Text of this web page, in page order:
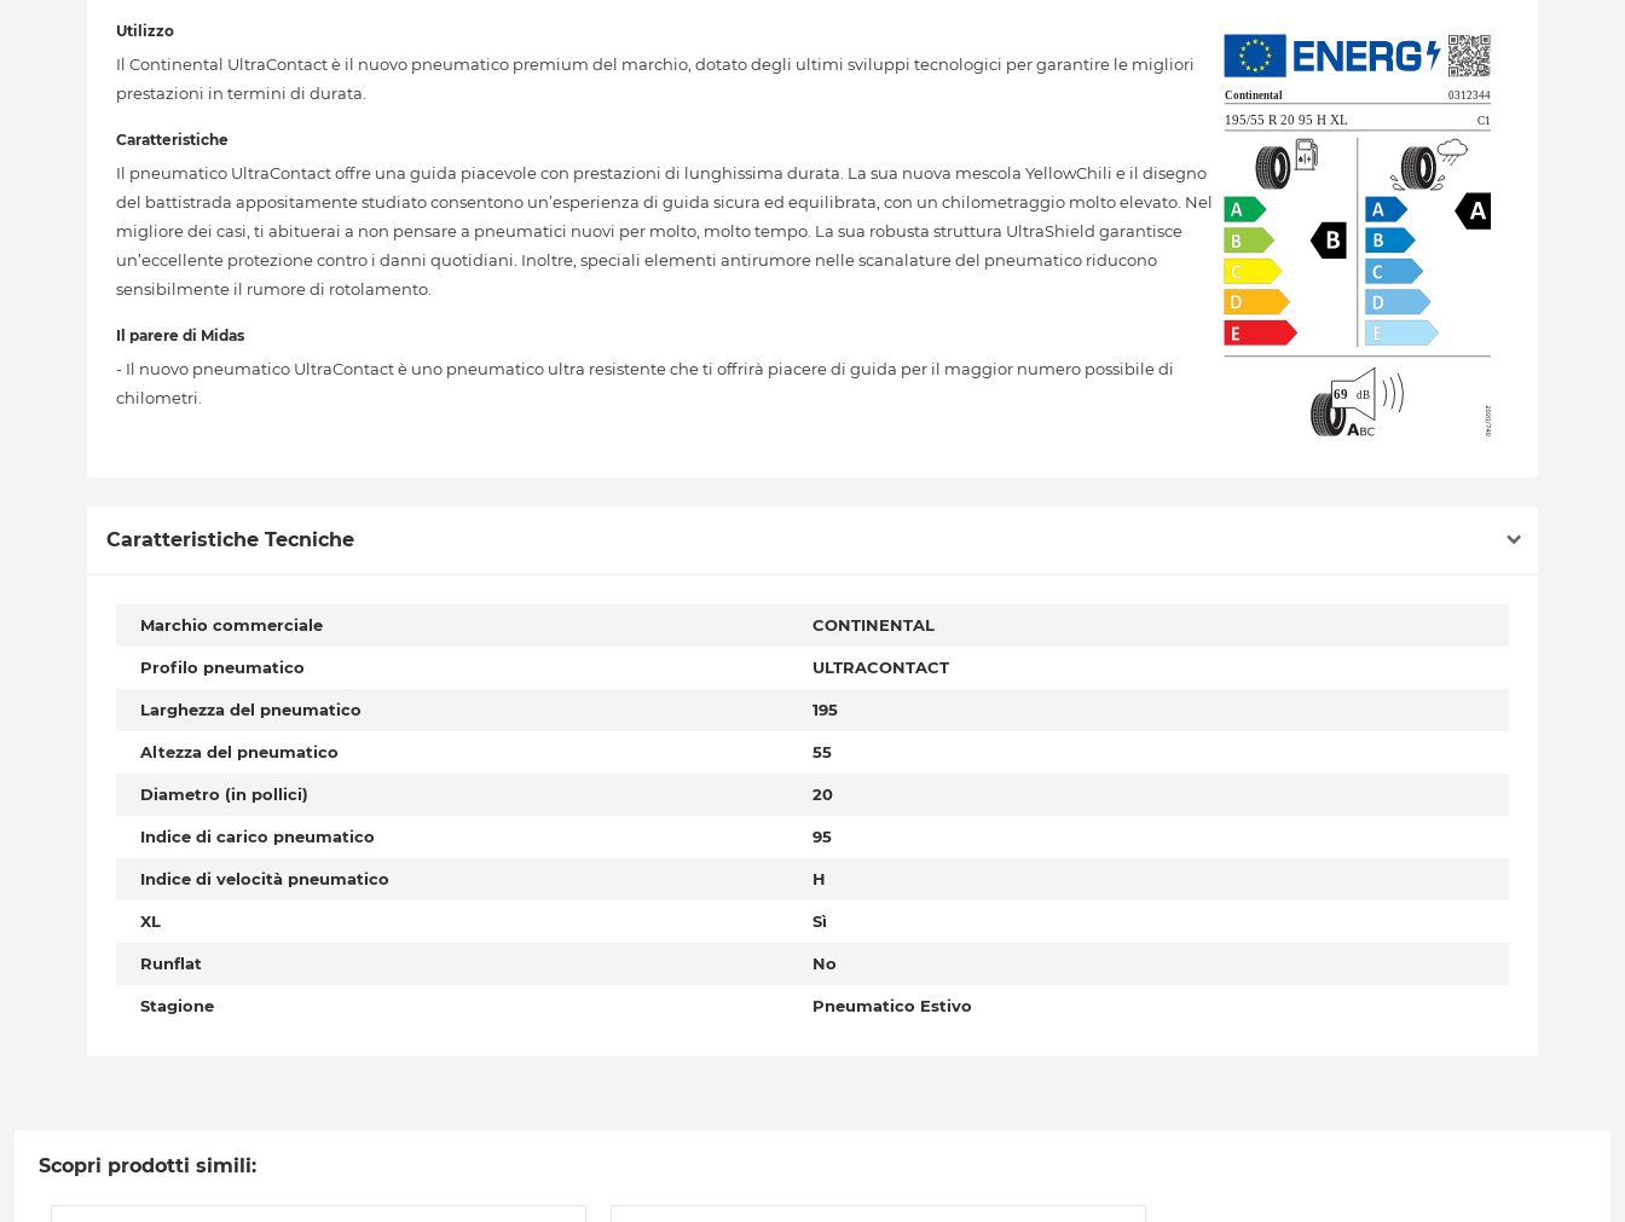
Utilizzo
Il Continental UltraContact è il nuovo pneumatico premium del marchio, dotato degli ultimi sviluppi tecnologici per garantire le migliori
prestazioni in termini di durata.
Caratteristiche
Il pneumatico UltraContact offre una guida piacevole con prestazioni di lunghissima durata. La sua nuova mescola YellowChili e il disegno
del battistrada appositamente studiato consentono un’esperienza di guida sicura ed equilibrata, con un chilometraggio molto elevato. Nel
migliore dei casi, ti abituerai a non pensare a pneumatici nuovi per molto, molto tempo. La sua robusta struttura UltraShield garantisce
un’eccellente protezione contro i danni quotidiani. Inoltre, speciali elementi antirumore nelle scanalature del pneumatico riducono
sensibilmente il rumore di rotolamento.
Il parere di Midas
- Il nuovo pneumatico UltraContact è uno pneumatico ultra resistente che ti offrirà piacere di guida per il maggior numero possibile di
chilometri.
Caratteristiche Tecniche
Marchio commerciale CONTINENTAL
Profilo pneumatico ULTRACONTACT
Larghezza del pneumatico 195
Altezza del pneumatico 55
Diametro (in pollici) 20
Indice di carico pneumatico 95
Indice di velocità pneumatico H
XL Sì
Runflat No
Stagione Pneumatico Estivo
Scopri prodotti simili: